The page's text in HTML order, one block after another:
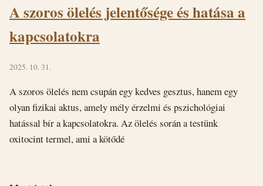
A szoros ölelés jelentősége és hatása a
kapcsolatokra
2025. 10. 31.
A szoros ölelés nem csupán egy kedves gesztus, hanem egy
olyan fizikai aktus, amely mély érzelmi és pszichológiai
hatással bír a kapcsolatokra. Az ölelés során a testünk
oxitocint termel, ami a kötődé